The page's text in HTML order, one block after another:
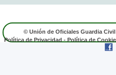
© Unión de Oficiales Guardia
Política de Privacidad-Política de